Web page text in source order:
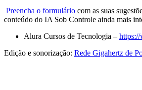
⁠⁠Preencha o formulário⁠⁠ com as suas
conteúdo do IA Sob Controle ainda mais
Alura Cursos de Tecnologia –
Edição e sonorização: ⁠⁠Rede Gigahertz de